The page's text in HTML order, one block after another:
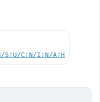
S:U/C:N/I:N/A:H